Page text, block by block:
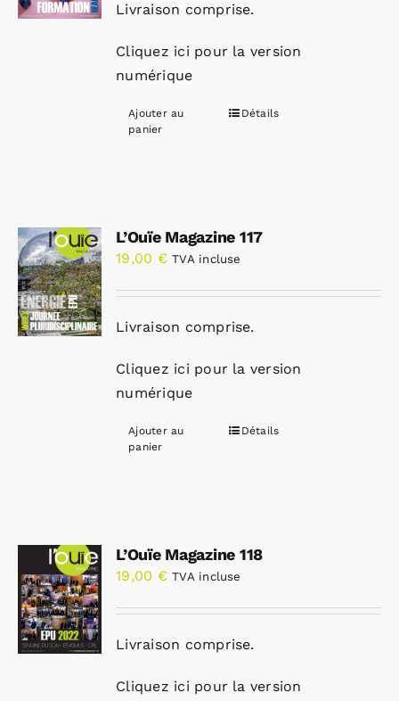
Livraison comprise.
Cliquez ici pour la version
numérique
Ajouter au
panier
Détails
L’Ouïe Magazine 117
19,00 € TVA incluse
Livraison comprise.
Cliquez ici pour la version
numérique
Ajouter au
panier
Détails
L’Ouïe Magazine 118
19,00 € TVA incluse
Livraison comprise.
Cliquez ici pour la version